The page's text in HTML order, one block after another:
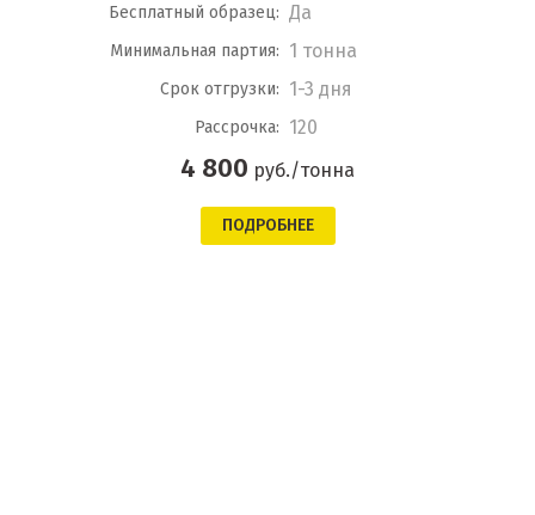
Бесплатный образец: Да
Минимальная партия: 1 тонна
Срок отгрузки: 1-3 дня
Рассрочка: 120
4 800 руб./тонна
ПОДРОБНЕЕ